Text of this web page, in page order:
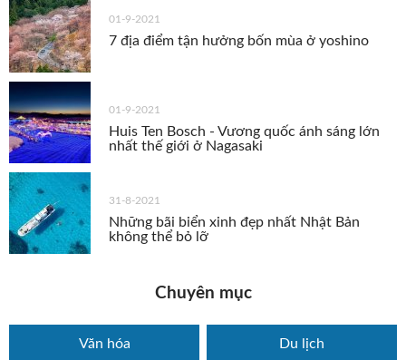
01-9-2021
7 địa điểm tận hưởng bốn mùa ở yoshino
01-9-2021
Huis Ten Bosch - Vương quốc ánh sáng lớn
nhất thế giới ở Nagasaki
31-8-2021
Những bãi biển xinh đẹp nhất Nhật Bản
không thể bỏ lỡ
Chuyên mục
Văn hóa Du lịch